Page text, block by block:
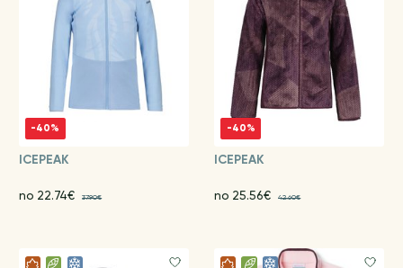
-40%
ICEPEAK
no 22.74€ 37.90€
-40%
ICEPEAK
no 25.56€ 42.60€